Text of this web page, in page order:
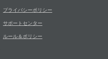
プライバシーポリシー
サポートセンター
ルール＆ポリシー